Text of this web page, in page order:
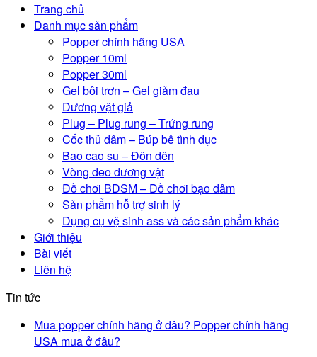
Trang chủ
Danh mục sản phẩm
Popper chính hãng USA
Popper 10ml
Popper 30ml
Gel bôi trơn – Gel giảm đau
Dương vật giả
Plug – Plug rung – Trứng rung
Cốc thủ dâm – Búp bê tình dục
Bao cao su – Đôn dên
Vòng đeo dương vật
Đồ chơi BDSM – Đồ chơi bạo dâm
Sản phẩm hỗ trợ sinh lý
Dụng cụ vệ sinh ass và các sản phẩm khác
Giới thiệu
Bài viết
Liên hệ
Tin tức
Mua popper chính hãng ở đâu? Popper chính hãng
USA mua ở đâu?